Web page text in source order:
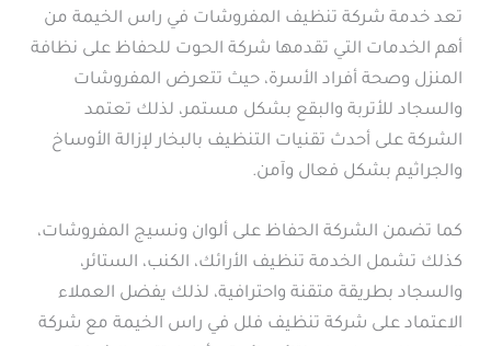
تعد خدمة شركة تنظيف المفروشات في راس الخيمة من
أهم الخدمات التي تقدمها شركة الحوت للحفاظ على نظافة
المنزل وصحة أفراد الأسرة، حيث تتعرض المفروشات
والسجاد للأتربة والبقع بشكل مستمر، لذلك تعتمد
الشركة على أحدث تقنيات التنظيف بالبخار لإزالة الأوساخ
والجراثيم بشكل فعال وآمن.
كما تضمن الشركة الحفاظ على ألوان ونسيج المفروشات،
كذلك تشمل الخدمة تنظيف الأرائك، الكنب، الستائر،
والسجاد بطريقة متقنة واحترافية، لذلك يفضل العملاء
الاعتماد على شركة تنظيف فلل في راس الخيمة مع شركة